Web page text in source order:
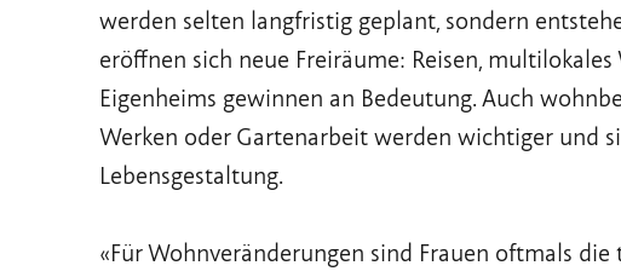
werden selten langfristig geplant, sondern
eröffnen sich neue Freiräume: Reisen,
Eigenheims gewinnen an Bedeutung. Auch
Werken oder Gartenarbeit werden wichtiger und
Lebensgestaltung.
«Für Wohnveränderungen sind Frauen oftmals